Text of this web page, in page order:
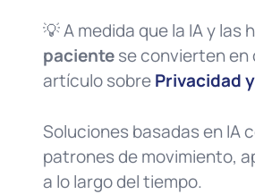
💡 A medida que la IA y
pacientese convierten en
artículo sobrePrivacidad
Soluciones basadas en IA
patrones de movimiento,
a lo largo del tiempo.